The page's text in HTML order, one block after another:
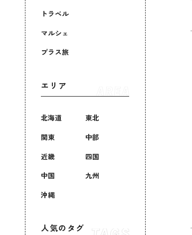
トラベル
マルシェ
プラス旅
エリア
北海道
東北
関東
中部
近畿
四国
中国
九州
沖縄
人気のタグ